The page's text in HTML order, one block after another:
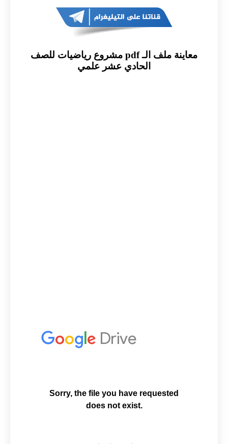
معاينة ملف الـ pdf مشروع رياضيات للصف
الحادي عشر علمي